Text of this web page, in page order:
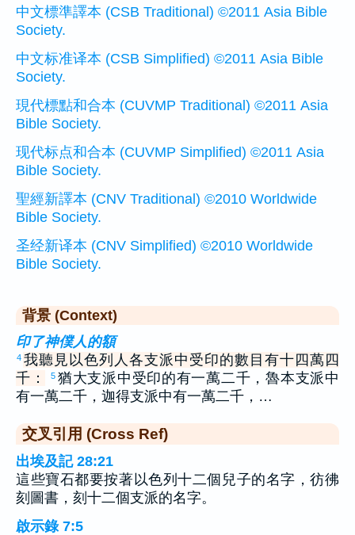
中文標準譯本 (CSB Traditional) ©2011 Asia Bible
Society.
中文标准译本 (CSB Simplified) ©2011 Asia Bible
Society.
現代標點和合本 (CUVMP Traditional) ©2011 Asia
Bible Society.
现代标点和合本 (CUVMP Simplified) ©2011 Asia
Bible Society.
聖經新譯本 (CNV Traditional) ©2010 Worldwide
Bible Society.
圣经新译本 (CNV Simplified) ©2010 Worldwide
Bible Society.
背景 (Context)
印了神僕人的額
4 我聽見以色列人各支派中受印的數目有十四萬四
千：
5 猶大支派中受印的有一萬二千，魯本支派中
有一萬二千，迦得支派中有一萬二千，…
交叉引用 (Cross Ref)
出埃及記 28:21
這些寶石都要按著以色列十二個兒子的名字，彷彿
刻圖書，刻十二個支派的名字。
啟示錄 7:5